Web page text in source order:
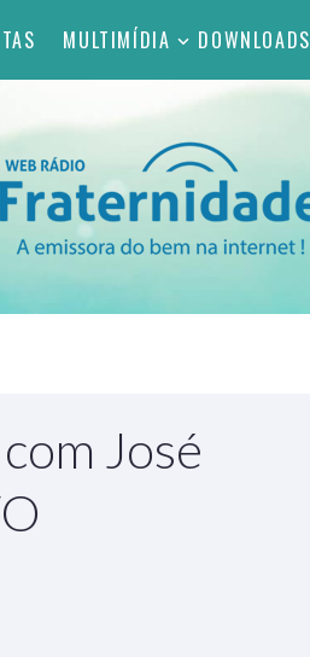
MULTIMÍDIA DOWNLOADS
José